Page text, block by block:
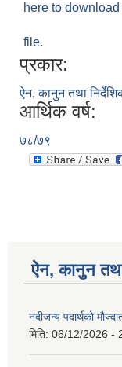
here to
file.
प्रकार:
ऐन, कानुन तथा
आर्थिक वर्ष:
७८/७९
ऐन, कानुन तथा
नदीजन्य पदार्थको
मिति: 06/12/2026 -